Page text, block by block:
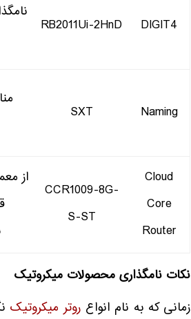
DIGIT4
RB2011Ui-2HnD
Naming
SXT
Cloud
Core
Router
CCR1009-8G-
S-ST
نکات نامگذاری محصولات میکروتیک
زمانی که به نام انواع روتر میکروتیک